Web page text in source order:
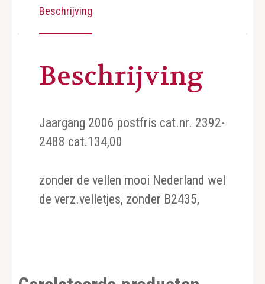
Beschrijving
Beschrijving
Jaargang 2006 postfris cat.nr. 2392-
2488 cat.134,00
zonder de vellen mooi Nederland wel
de verz.velletjes, zonder B2435,